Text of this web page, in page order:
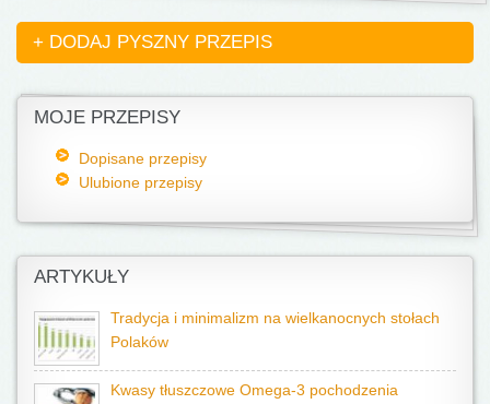
+ DODAJ PYSZNY PRZEPIS
MOJE PRZEPISY
Dopisane przepisy
Ulubione przepisy
ARTYKUŁY
Tradycja i minimalizm na wielkanocnych stołach
Polaków
Kwasy tłuszczowe Omega-3 pochodzenia